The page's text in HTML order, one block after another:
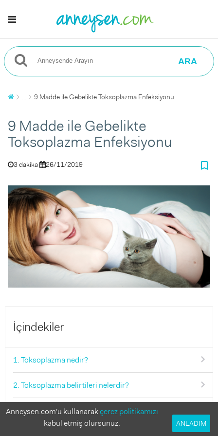
ARA
... 9 Madde ile Gebelikte Toksoplazma Enfeksiyonu
9 Madde ile Gebelikte
Toksoplazma Enfeksiyonu
3 dakika 26/11/2019 bookmark_border
İçindekiler
1. Toksoplazma nedir?
2. Toksoplazma belirtileri nelerdir?
3. Toksoplazma nasıl bulaşır?
Anneysen.com'u kullanarakçerez politikamızı
kabul etmiş olursunuz.
ANLADIM